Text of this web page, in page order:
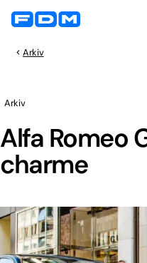
Arkiv
Alfa Romeo
charme
Arkiv